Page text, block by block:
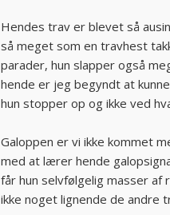
Hendes trav er blevet så
så meget som en travhest
parader, hun slapper også
hende er jeg begyndt at
hun stopper op og ikke ved
Galoppen er vi ikke kommet
med at lærer hende
får hun selvfølgelig masser af
ikke noget lignende de andre